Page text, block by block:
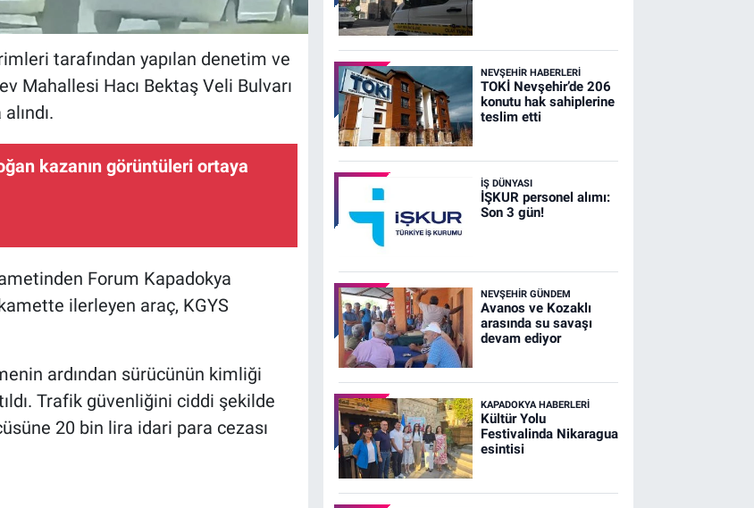
tarafından yapılan denetim ve
Mahallesi Hacı Bektaş Veli Bulvarı
kazanın görüntüleri ortaya
Forum Kapadokya
ilerleyen araç, KGYS
ardından sürücünün kimliği
Trafik güvenliğini ciddi şekilde
20 bin lira idari para cezası
NEVŞEHIR HABERLERI
TOKİ Nevşehir’de 206
konutu hak sahiplerine
teslim etti
İŞ DÜNYASI
İŞKUR personel alımı:
Son 3 gün!
NEVŞEHIR GÜNDEM
Avanos ve Kozaklı
arasında su savaşı
devam ediyor
KAPADOKYA HABERLERI
Kültür Yolu
Festivalinda Nikaragua
esintisi